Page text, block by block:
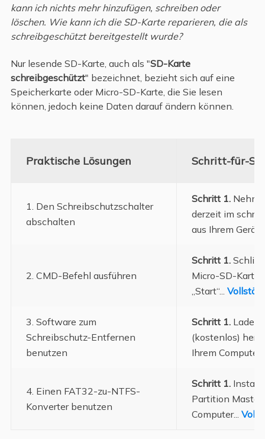
kann ich nichts mehr hinzufügen, schreiben oder
löschen. Wie kann ich die SD-Karte reparieren, die als
schreibgeschützt bereitgestellt wurde?
Nur lesende SD-Karte, auch als "SD-Karte
schreibgeschützt" bezeichnet, bezieht sich auf eine
Speicherkarte oder Micro-SD-Karte, die Sie lesen
können, jedoch keine Daten darauf ändern können.
Praktische Lösungen Schritt-für-
1. Den Schreibschutzschalter
abschalten
Schritt 1.
derzeit im
aus Ihrem Gerät
2. CMD-Befehl ausführen
Schritt 1.
Micro-SD-Karte
„Start“...
3. Software zum
Schreibschutz-Entfernen
benutzen
Schritt 1.Laden
(kostenlos)
Ihrem
4. Einen FAT32-zu-NTFS-
Konverter benutzen
Schritt 1.
Partition Master
Computer...